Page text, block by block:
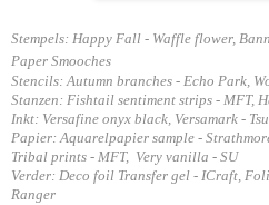
Stempels: Happy Fall - Waffle flower,
Paper Smooches
Stencils: Autumn branches - Echo Park,
Stanzen: Fishtail sentiment strips - MFT,
Inkt: Versafine onyx black, Versamark -
Papier:Aquarelpapier sample -
Tribal prints - MFT, Very vanilla - SU
Verder: Deco foil Transfer gel - ICraft,
Ranger